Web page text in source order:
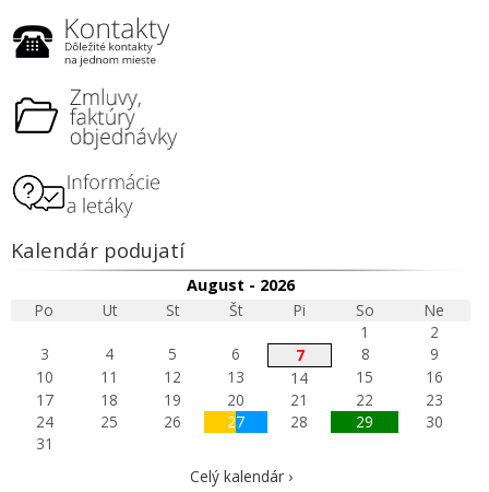
Kalendár podujatí
August - 2026
Po
Ut St Št Pi So
Ne
1
2
3
4 5 6 7 8
9
10
11 12 13 14 15
16
17
18 19 20 21 22
23
24
25 26 27 28 29
30
31
Celý kalendár ›